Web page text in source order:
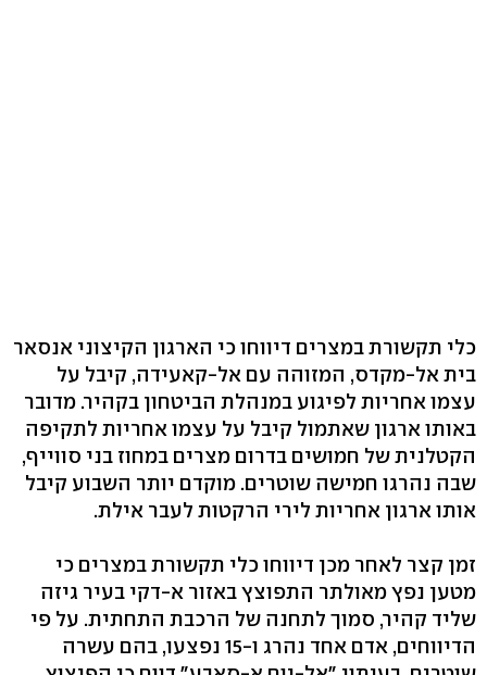
כלי תקשורת במצרים דיווחו כי הארגון הקיצוני אנסאר
בית אל-מקדס, המזוהה עם אל-קאעידה, קיבל על
עצמו אחריות לפיגוע במנהלת הביטחון בקהיר. מדובר
באותו ארגון שאתמול קיבל על עצמו אחריות לתקיפה
הקטלנית של חמושים בדרום מצרים במחוז בני סווייף,
שבה נהרגו חמישה שוטרים. מוקדם יותר השבוע קיבל
אותו ארגון אחריות לירי הרקטות לעבר אילת.
זמן קצר לאחר מכן דיווחו כלי תקשורת במצרים כי
מטען נפץ מאולתר התפוצץ באזור א-דקי בעיר גיזה
שליד קהיר, סמוך לתחנה של הרכבת התחתית. על פי
הדיווחים, אדם אחד נהרג ו-15 נפצעו, בהם עשרה